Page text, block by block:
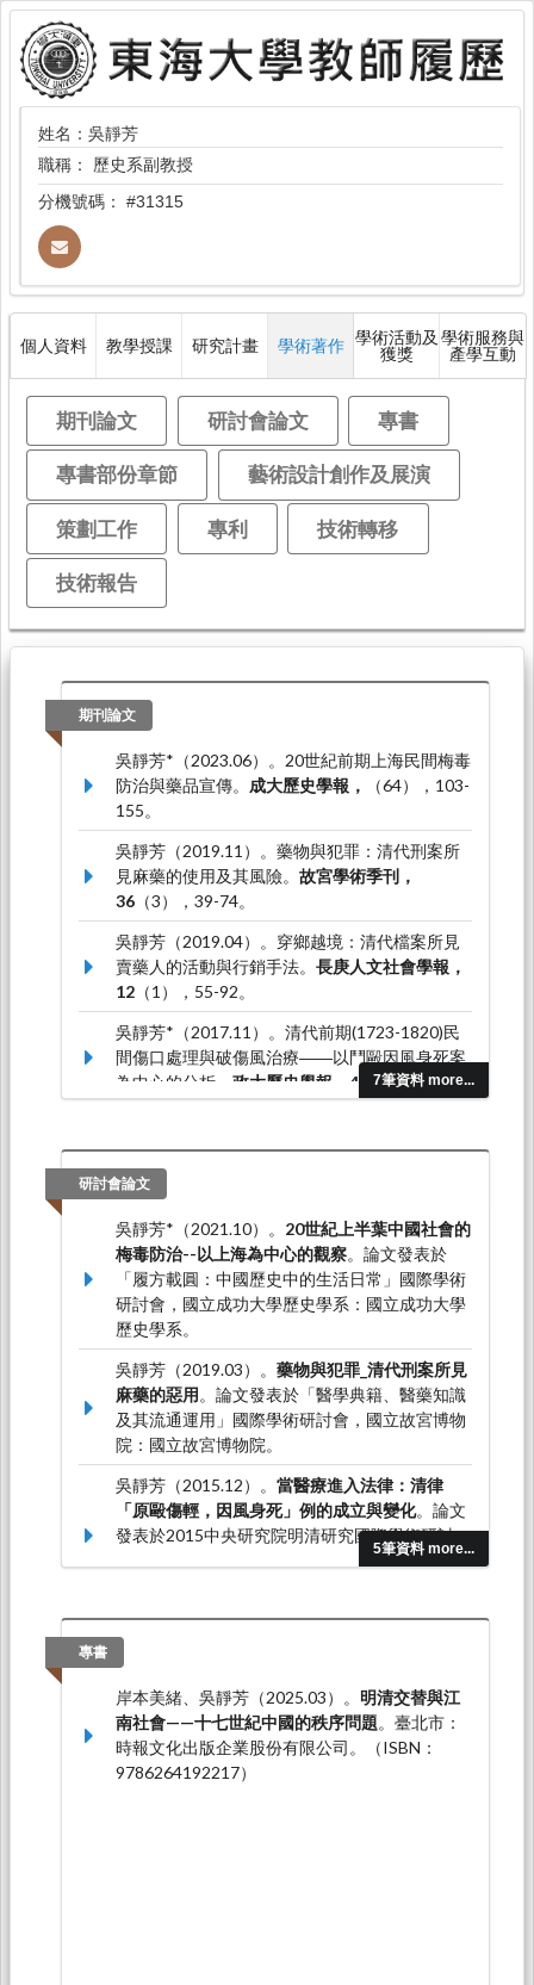
姓名：吳靜芳
職稱： 歷史系副教授
分機號碼： #31315
個人資料 教學授課 研究計畫 學術著作 學術活動及
獲獎
學術服務與
產學互動
期刊論文 研討會論文 專書
專書部份章節 藝術設計創作及展演
策劃工作 專利 技術轉移
技術報告
期刊論文
7筆資料 more...
吳靜芳*（2023.06）。20世紀前期上海民間梅毒
防治與藥品宣傳。 成大歷史學報，
（64），103-
155。
吳靜芳（2019.11）。藥物與犯罪：清代刑案所
見麻藥的使用及其風險。 故宮學術季刊，
36 （3），39-74。
吳靜芳（2019.04）。穿鄉越境：清代檔案所見
賣藥人的活動與行銷手法。 長庚人文社會學報，
12 （1），55-92。
吳靜芳*（2017.11）。清代前期(1723-1820)民
間傷口處理與破傷風治療――以鬥毆因風身死案
為中心的分析。 政大歷史學報，48
，1-42。
死」例的成立與變化。東吳歷史學報，37，65-
115。
研討會論文
5筆資料 more...
吳靜芳*（2021.10）。 20世紀上半葉中國社會的
梅毒防治--以上海為中心的觀察。論文發表於
「履方載圓：中國歷史中的生活日常」國際學術
研討會，國立成功大學歷史學系：國立成功大學
歷史學系。
吳靜芳（2019.03）。 藥物與犯罪_清代刑案所見
麻藥的惡用。論文發表於「醫學典籍、醫藥知識
及其流通運用」國際學術研討會，國立故宮博物
院：國立故宮博物院。
吳靜芳（2015.12）。 當醫療進入法律：清律
「原毆傷輕，因風身死」例的成立與變化。論文
發表於2015中央研究院明清研究國際學術研討
會，中央研究院：中央研究院明清研究推動委員
吳靜芳（2014.08）。中國傳統醫書所見破傷風
原大學通識教育中心：中原大學通識教育中心。
吳靜芳（2014.06）。一子萬事足：明代男性的
醫藥求子。論文發表於「身體、文化與社會：中
專書
岸本美緒、吳靜芳（2025.03）。 明清交替與江
南社會——十七世紀中國的秩序問題。臺北市：
時報文化出版企業股份有限公司。（ISBN：
9786264192217）